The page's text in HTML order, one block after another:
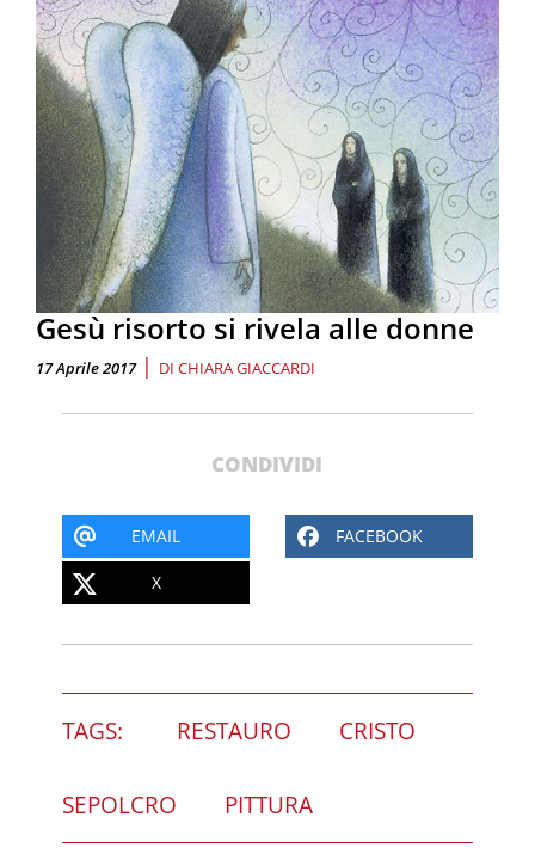
Gesù risorto si rivela alle donne
17 Aprile 2017 | DI CHIARA GIACCARDI
CONDIVIDI
EMAIL FACEBOOK
X
TAGS: RESTAURO CRISTO
SEPOLCRO PITTURA